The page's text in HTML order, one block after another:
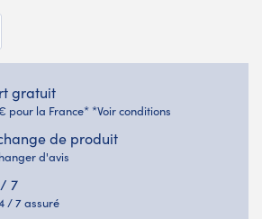
gratuit
pour la France* *Voir conditions
de produit
d'avis
7
/ 7 assuré